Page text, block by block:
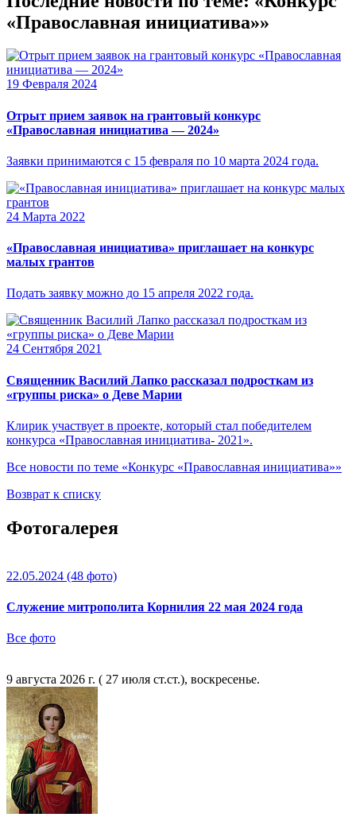
«Православная инициатива»»
19 Февраля 2024
Отрыт прием заявок на грантовый конкурс
«Православная инициатива — 2024»
Заявки принимаются с 15 февраля по 10 марта 2024 года.
24 Марта 2022
«Православная инициатива» приглашает на конкурс
малых грантов
Подать заявку можно до 15 апреля 2022 года.
24 Сентября 2021
Священник Василий Лапко рассказал подросткам из
«группы риска» о Деве Марии
Клирик участвует в проекте, который стал победителем
конкурса «Православная инициатива- 2021».
Все новости по теме «Конкурс «Православная инициатива»»
Возврат к списку
Фотогалерея
22.05.2024 (48 фото)
Служение митрополита Корнилия 22 мая 2024 года
Все фото
9 августа 2026 г. ( 27 июля ст.ст.), воскресенье.